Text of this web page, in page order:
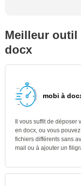
Meilleur
docx
mobi à
Il vous suffit de
en docx, ou vous
fichiers différents sans
mail ou à ajouter un